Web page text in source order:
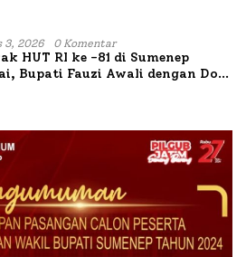
3, 2026 0 Komentar
HUT RI ke -81 di Sumenep
Bupati Fauzi Awali dengan Doa